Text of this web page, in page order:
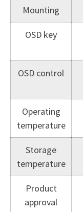
Mounting
OSD key
OSD control
Operating
temperature
Storage
temperature
Product
approval